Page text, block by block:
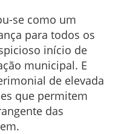
se como um
para todos os
início de
municipal. E
de elevada
que permitem
das